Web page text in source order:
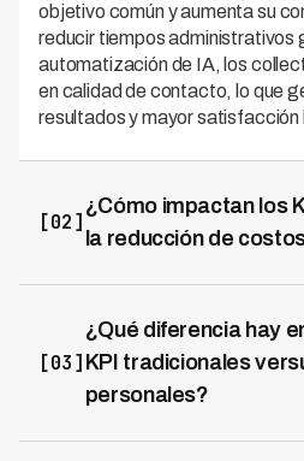
objetivo común y aumenta su
reducir tiempos administrativos
automatización de IA, los
en calidad de contacto, lo que
resultados y mayor satisfacción
[02]
¿Cómo impactan los
la reducción de
reduce costos operativos.
implementar métricas claras de
costos de cobranza hasta en un
con collectors motivados que
[03]
¿Qué diferencia hay
KPI tradicionales
personales?